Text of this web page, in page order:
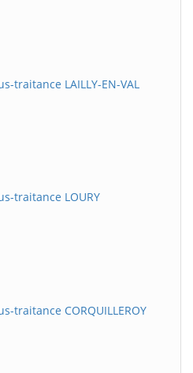
traitance LAILLY-EN-VAL
traitance LOURY
traitance CORQUILLEROY